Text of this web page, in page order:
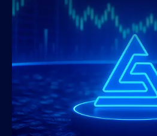
digitale, Gianluca unisce
capacità analitiche per
alta conversione in linea
aggiornamenti
Parlando fluentemente
spagnolo, Gianluca ha
esperienza in diversi
internazionali,